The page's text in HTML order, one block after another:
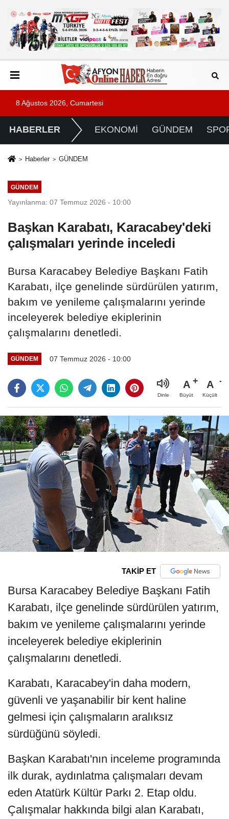
8 Ağustos 2026, Cumartesi
HABERLER EKONOMİ GÜNDEM
Haberler GÜNDEM
GÜNDEM
Yayınlanma: 07 Temmuz 2026 - 10:00
Başkan Karabatı, Karacabey'deki
çalışmaları yerinde inceledi
Bursa Karacabey Belediye Başkanı Fatih
Karabatı, ilçe genelinde sürdürülen yatırım,
bakım ve yenileme çalışmalarını yerinde
inceleyerek belediye ekiplerinin
çalışmalarını denetledi.
GÜNDEM 07 Temmuz 2026 - 10:00
Dinle
A
Büyüt
A
Küçült
TAKİP ET
Bursa Karacabey Belediye Başkanı Fatih
Karabatı, ilçe genelinde sürdürülen yatırım,
bakım ve yenileme çalışmalarını yerinde
inceleyerek belediye ekiplerinin
çalışmalarını denetledi.
Karabatı, Karacabey'in daha modern,
güvenli ve yaşanabilir bir kent haline
gelmesi için çalışmaların aralıksız
sürdüğünü söyledi.
Başkan Karabatı'nın inceleme programında
ilk durak, aydınlatma çalışmaları devam
eden Atatürk Kültür Parkı 2. Etap oldu.
Çalışmalar hakkında bilgi alan Karabatı,